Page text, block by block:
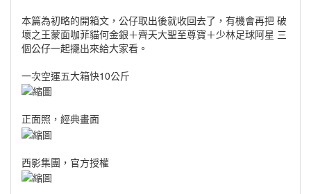
本篇為初略的開箱文，公仔取出後就收回去了，有機會再把 破
壞之王蒙面咖菲貓何金銀＋齊天大聖至尊寶＋少林足球阿星 三
個公仔一起擺出來給大家看。
一次空運五大箱快10公斤
正面照，經典畫面
西影集團，官方授權